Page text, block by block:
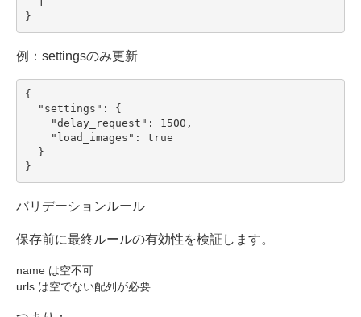
}
例：settingsのみ更新
{
}
バリデーションルール
保存前に最終ルールの有効性を検証します。
name は空不可
urls は空でない配列が必要